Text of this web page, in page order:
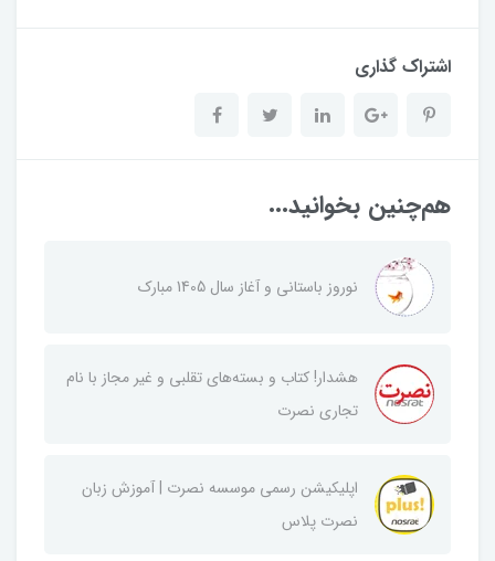
اشتراک گذاری
هم‌چنین بخوانید...
نوروز باستانی و آغاز سال 1405 مبارک
هشدار! کتاب و بسته‌های تقلبی و غیر مجاز با نام
تجاری نصرت
اپلیکیشن رسمی موسسه نصرت | آموزش زبان
نصرت پلاس